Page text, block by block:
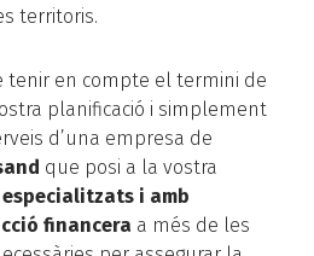
territoris.
tenir en compte el termini de
planificació i simplement
d’una empresa de
que posi a la vostra
i amb
financera a més de les